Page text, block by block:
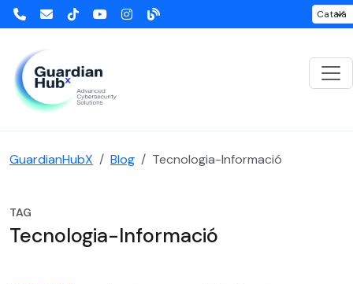
GuardianHubX Blog Tecnologia-Informació
TAG
Tecnologia-Informació